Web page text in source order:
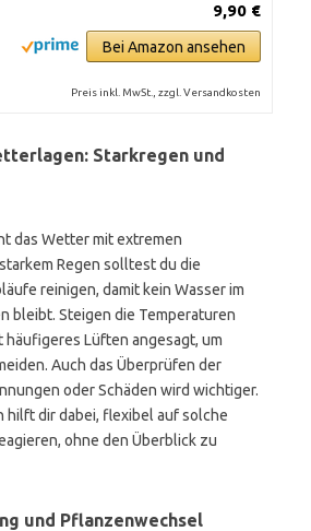
9,90 €
Bei Amazon ansehen
Preis inkl. MwSt., zzgl. Versandkosten
Starkregen und
das Wetter mit extremen
Regen solltest du die
reinigen, damit kein Wasser im
bleibt. Steigen die Temperaturen
Lüften angesagt, um
Auch das Überprüfen der
oder Schäden wird wichtiger.
hilft dir dabei, flexibel auf solche
ohne den Überblick zu
und Pflanzenwechsel